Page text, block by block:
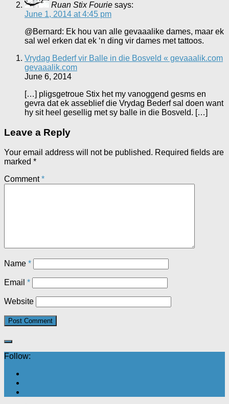
Ruan Stix Fourie says:
June 1, 2014 at 4:45 pm
@Bernard: Ek hou van alle gevaaalike dames, maar ek
sal wel erken dat ek ‘n ding vir dames met tattoos.
Vrydag Bederf vir Balle in die Bosveld « gevaaalik.com
gevaaalik.com
June 6, 2014
[…] pligsgetroue Stix het my vanoggend gesms en
gevra dat ek asseblief die Vrydag Bederf sal doen want
hy sit heel gesellig met sy balle in die Bosveld. […]
Leave a Reply
Your email address will not be published. Required fields are
marked *
Comment*
Name *
Email *
Website
Follow: